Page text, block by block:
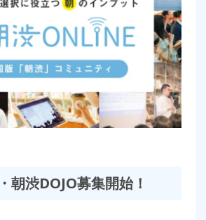
朝渋DOJO募集開始！